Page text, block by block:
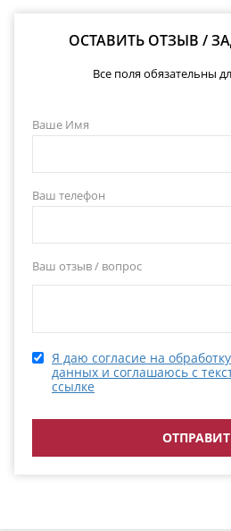
ОСТАВИТЬ ОТЗЫВ /
Все поля обязательны
Ваше Имя
Ваш телефон
Ваш отзыв / вопрос
Я даю согласие на
данных и соглашаюсь с
ссылке